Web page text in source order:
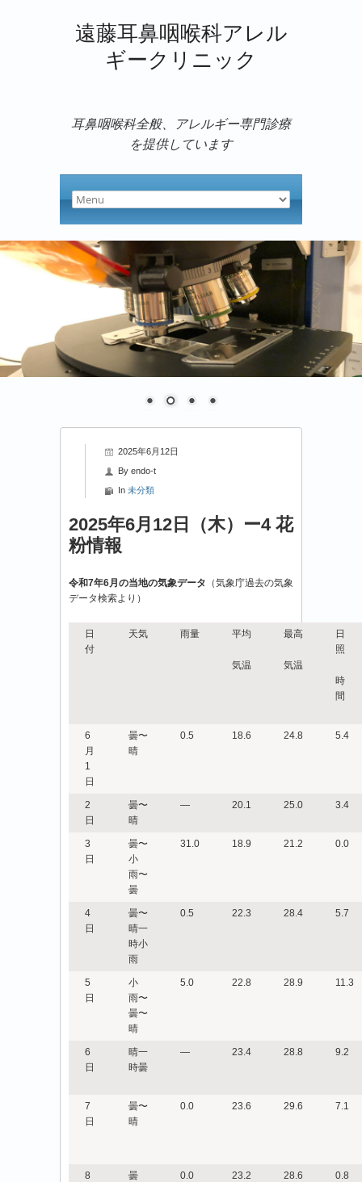
遠藤耳鼻咽喉科アレル
ギークリニック
耳鼻咽喉科全般、アレルギー専門診療
を提供しています
2025年6月12日
By endo-t
In 未分類
2025年6月12日（木）ー4 花
粉情報
令和7年6月の当地の気象データ （気象庁過去の気象
データ検索より）
日
付
天気 雨量 平均
気温
最高
気温
日
照
時
間
6
月
1
日
曇〜
晴
0.5 18.6 24.8 5.4
2
日
曇〜
晴
― 20.1 25.0 3.4
3
日
曇〜
小
雨〜
曇
31.0 18.9 21.2 0.0
4
日
曇〜
晴一
時小
雨
0.5 22.3 28.4 5.7
5
日
小
雨〜
曇〜
晴
5.0 22.8 28.9 11.3
6
日
晴一
時曇
― 23.4 28.8 9.2
7
日
曇〜
晴
0.0 23.6 29.6 7.1
8
曇 0.0 23.2 28.6 0.8